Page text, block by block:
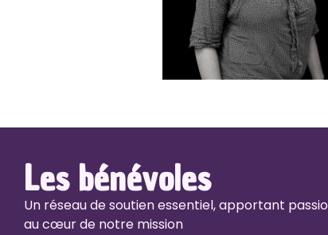
Profil Instagram
Les bénévoles
Un réseau de soutien essentiel, apportant
au cœur de notre mission